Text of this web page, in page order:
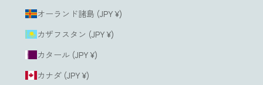
オーランド諸島 (JPY ¥)
カザフスタン (JPY ¥)
カタール (JPY ¥)
カナダ (JPY ¥)